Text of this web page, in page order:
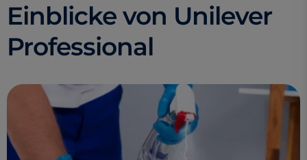
Einblicke von Unilever
Professional